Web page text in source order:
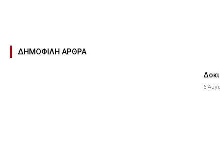
ΔΗΜΟΦΙΛΉ ΑΡΘΡΑ
6